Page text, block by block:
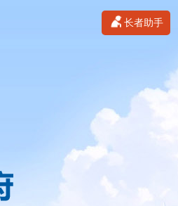
长者助手